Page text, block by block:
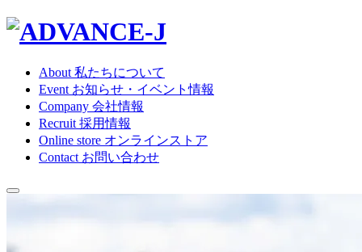
About 私たちについて
Event お知らせ・イベント情報
Company 会社情報
Recruit 採用情報
Online store オンラインストア
Contact お問い合わせ